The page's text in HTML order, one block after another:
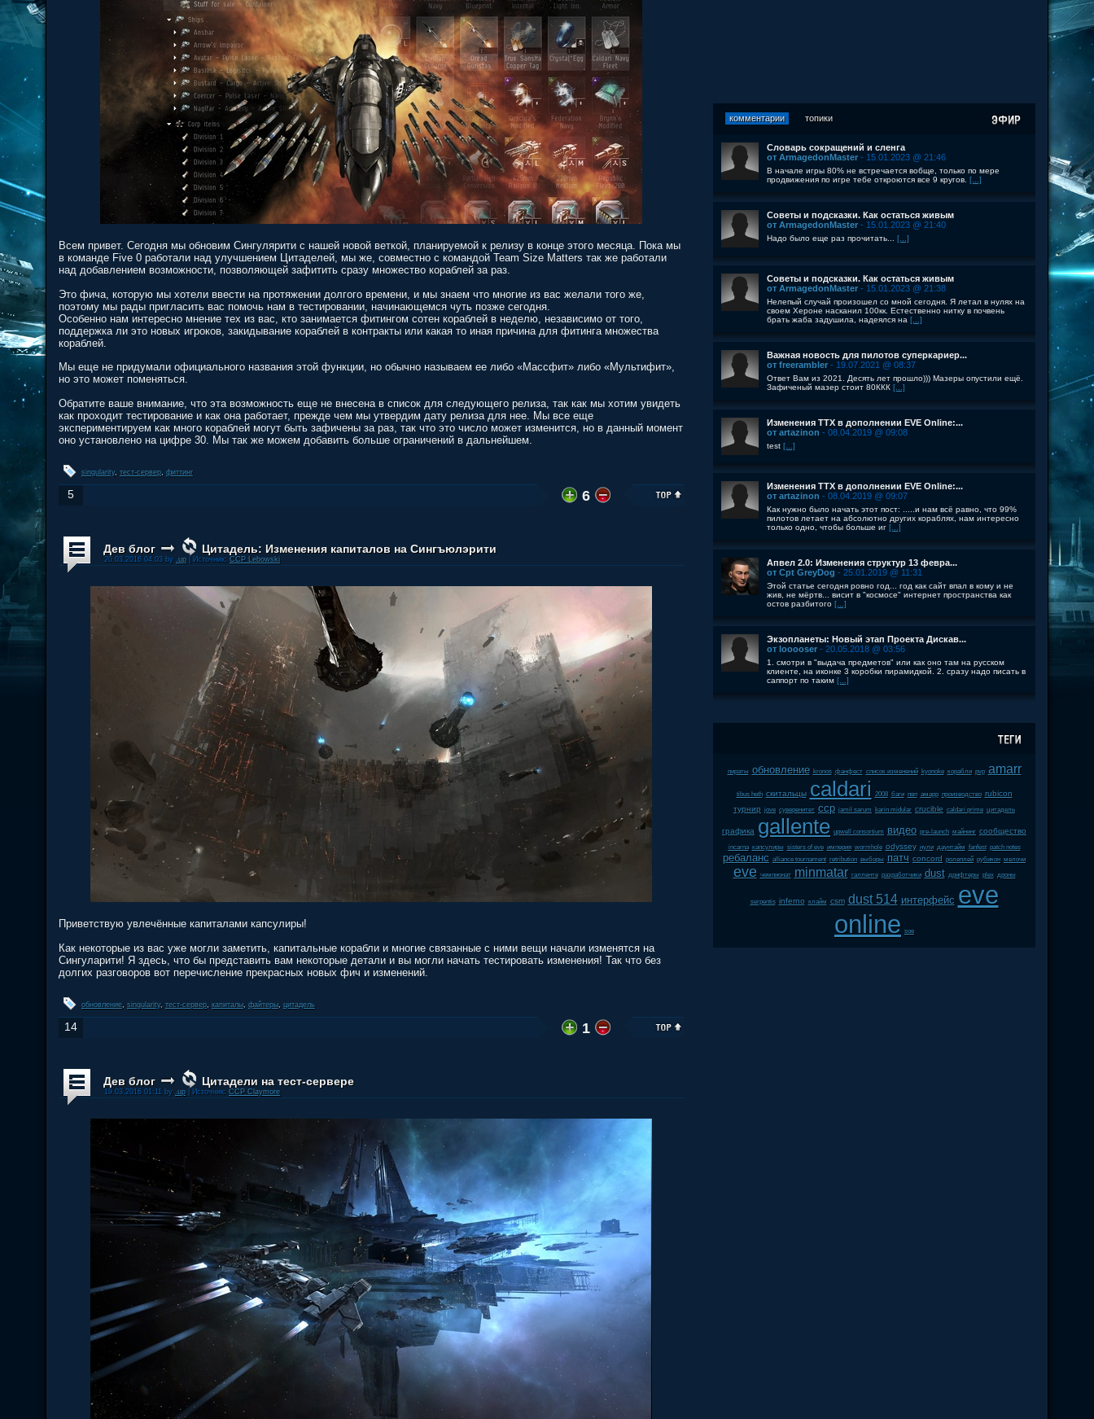
Всем привет. Сегодня мы обновим Сингулярити с нашей новой веткой, планируемой к релизу в конце этого месяца. Пока мы
в команде Five 0 работали над улучшением Цитаделей, мы же, совместно с командой Team Size Matters так же работали
над добавлением возможности, позволяющей зафитить сразу множество кораблей за раз.
Это фича, которую мы хотели ввести на протяжении долгого времени, и мы знаем что многие из вас желали того же,
поэтому мы рады пригласить вас помочь нам в тестировании, начинающемся чуть позже сегодня.
Особенно нам интересно мнение тех из вас, кто занимается фитингом сотен кораблей в неделю, независимо от того,
поддержка ли это новых игроков, закидывание кораблей в контракты или какая то иная причина для фитинга множества
кораблей.
Мы еще не придумали официального названия этой функции, но обычно называем ее либо «Массфит» либо «Мультифит»,
но это может поменяться.
Обратите ваше внимание, что эта возможность еще не внесена в список для следующего релиза, так как мы хотим увидеть
как проходит тестирование и как она работает, прежде чем мы утвердим дату релиза для нее. Мы все еще
экспериментируем как много кораблей могут быть зафичены за раз, так что это число может изменится, но в данный момент
оно установлено на цифре 30. Мы так же можем добавить больше ограничений в дальнейшем.
singularity, тест-сервер, фиттинг
5 6
Дев блог Цитадель: Изменения капиталов на Сингъюлэрити
20.03.2016 04:03 by .up| Источник: CCP Lebowski
Приветствую увлечённые капиталами капсулиры!
Как некоторые из вас уже могли заметить, капитальные корабли и многие связанные с ними вещи начали изменятся на
Сингуларити! Я здесь, что бы представить вам некоторые детали и вы могли начать тестировать изменения! Так что без
долгих разговоров вот перечисление прекрасных новых фич и изменений.
обновление, singularity, тест-сервер, капиталы, файтеры, цитадель
14 1
Дев блог Цитадели на тест-сервере
19.03.2016 01:11 by .up| Источник: CCP Claymore
комментарии топики
Словарь сокращений и сленга
от ArmagedonMaster - 15.01.2023 @ 21:46
В начале игры 80% не встречается вобще, только по мере
продвижения по игре тебе откроются все 9 кругов. [...]
Советы и подсказки. Как остаться живым
от ArmagedonMaster - 15.01.2023 @ 21:40
Надо было еще раз прочитать... [...]
Советы и подсказки. Как остаться живым
от ArmagedonMaster - 15.01.2023 @ 21:38
Нелепый случай произошел со мной сегодня. Я летал в нулях на
своем Хероне насканил 100кк. Естественно нитку в почвень
брать жаба задушила, надеялся на [...]
Важная новость для пилотов суперкариер...
от freerambler - 19.07.2021 @ 08:37
Ответ Вам из 2021. Десять лет прошло))) Мазеры опустили ещё.
Зафиченый мазер стоит 80ККК [...]
Изменения ТТХ в дополнении EVE Online:...
от artazinon - 08.04.2019 @ 09:08
test [...]
Изменения ТТХ в дополнении EVE Online:...
от artazinon - 08.04.2019 @ 09:07
Как нужно было начать этот пост: .....и нам всё равно, что 99%
пилотов летает на абсолютно других кораблях, нам интересно
только одно, чтобы больше иг [...]
Апвел 2.0: Изменения структур 13 февра...
от Cpt GreyDog - 25.01.2019 @ 11:31
Этой статье сегодня ровно год... год как сайт впал в кому и не
жив, не мёртв... висит в "космосе" интернет пространства как
остов разбитого [...]
Экзопланеты: Новый этап Проекта Дискав...
от looooser - 20.05.2018 @ 03:56
1. смотри в "выдача предметов" или как оно там на русском
клиенте, на иконке 3 коробки пирамидкой. 2. сразу надо писать в
саппорт по таким [...]
пираты обновление kronos фанфест список изменений kyonoke корабли pvp amarr
tibus heth скитальцы caldari 2008 баги пвп амарр производство rubicon
турнир jove суверенитет ccp jamil sarum karin midular crucible caldari prime цитадель
графика gallente upwell consortium видео pre-launch майнинг сообщество
incarna капсулиры sisters of eve империя wormhole odyssey нули даунтайм fanfest patch notes
ребаланс alliance tournament retribution выборы патч concord ролеплей рубикон мелочи
eve чемпионат minmatar галленте разработчики dust дрифтеры plex дроны
serpentis inferno клайм csm dust 514 интерфейс eve
online soe